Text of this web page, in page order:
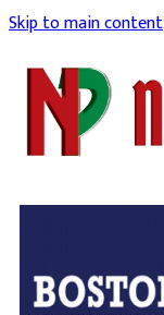
Skip to main content